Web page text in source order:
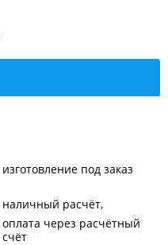
изготовление под заказ
наличный расчёт
оплата через расчётный
счёт